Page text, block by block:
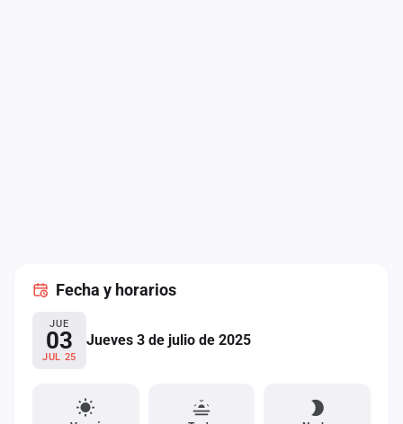
Fecha y horarios
JUE
03
JUL 25
Jueves 3 de julio de 2025
Administración
Contacto